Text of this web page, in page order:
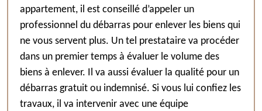
appartement, il est conseillé d’appeler un
professionnel du débarras pour enlever les biens qui
ne vous servent plus. Un tel prestataire va procéder
dans un premier temps à évaluer le volume des
biens à enlever. Il va aussi évaluer la qualité pour un
débarras gratuit ou indemnisé. Si vous lui confiez les
travaux, il va intervenir avec une équipe